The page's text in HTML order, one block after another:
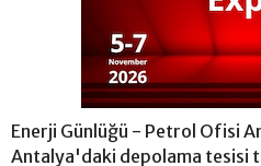
Enerji Günlüğü - Petrol Ofisi
Antalya'daki depolama tesisi